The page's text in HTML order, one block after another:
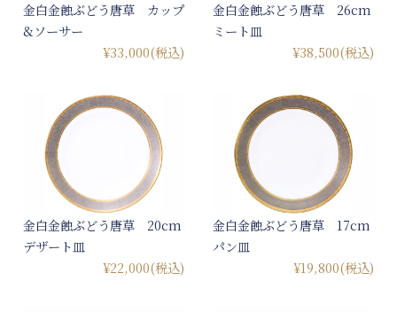
金白金蝕ぶどう唐草 カップ
&ソーサー
¥33,000(税込)
金白金蝕ぶどう唐草 26cm
ミート皿
¥38,500(税込)
金白金蝕ぶどう唐草 20cm
デザート皿
¥22,000(税込)
金白金蝕ぶどう唐草 17cm
パン皿
¥19,800(税込)